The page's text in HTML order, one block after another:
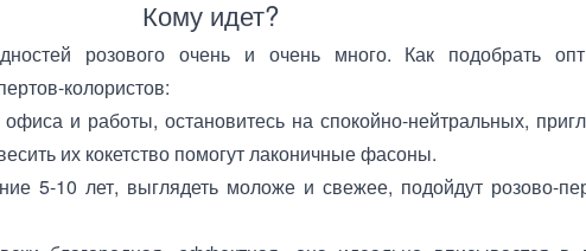
Кому идет?
розового очень и очень много. Как подобрать
колористов:
и работы, остановитесь на спокойно-нейтральных,
их кокетство помогут лаконичные фасоны.
5-10 лет, выглядеть моложе и свежее, подойдут розово-